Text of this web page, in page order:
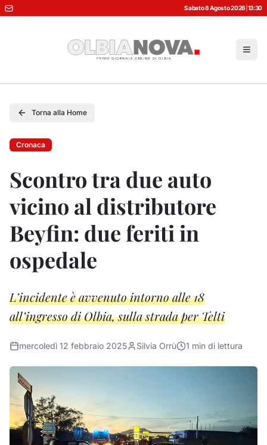
Sabato 8 Agosto 2026 13:30
Torna alla Home
Cronaca
Scontro tra due auto
vicino al distributore
Beyfin: due feriti in
ospedale
L’incidente è avvenuto intorno alle 18
all’ingresso di Olbia, sulla strada per Telti
mercoledì 12 febbraio 2025 Silvia Orrù 1 min di lettura